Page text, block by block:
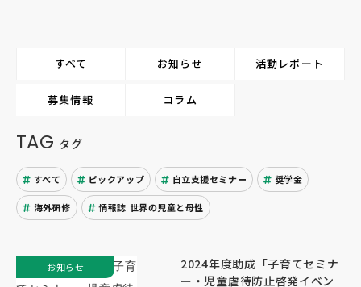
すべて お知らせ 活動レポート
募集情報 コラム
TAG タグ
すべて ピックアップ 自立支援セミナー 奨学金
海外研修 情報誌 世界の児童と母性
2024年度助成「子育てセミナ
ー・児童虐待防止啓発イベン
お知らせ